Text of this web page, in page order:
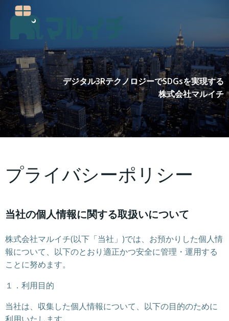
ツ
へ
ス
キ
ッ
プ
デジタル3RテクノロジーでSDGsを実現する
株式会社マルイチ
プライバシーポリシー
当社の個人情報に関する取扱いについて
株式会社マルイチ(以下「当社」)では、お預かりした個人情
報について、以下のとおり適正かつ安全に管理・運用する
ことに努めます。
１．利用目的
当社は、収集した個人情報について、以下の目的のために